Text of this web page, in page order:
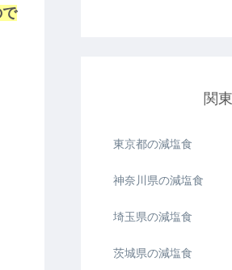
関
東京都の減塩食
神奈川県の減塩食
埼玉県の減塩食
茨城県の減塩食